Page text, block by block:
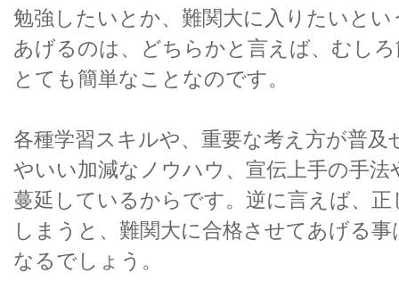
勉強したいとか、難関大に入りたいと
あげるのは、どちらかと言えば、むし
とても簡単なことなのです。
各種学習スキルや、重要な考え方が普
やいい加減なノウハウ、宣伝上手の手法
蔓延しているからです。逆に言えば、
しまうと、難関大に合格させてあげる
なるでしょう。